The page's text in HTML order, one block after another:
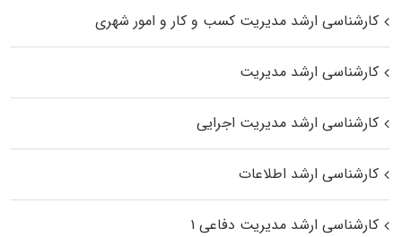
کارشناسی ارشد مدیریت کسب و کار و امور شهری
کارشناسی ارشد مدیریت
کارشناسی ارشد مدیریت اجرایی
کارشناسی ارشد اطلاعات
کارشناسی ارشد مدیریت دفاعی ۱